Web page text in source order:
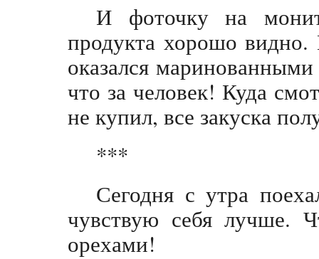
И фоточку на
продукта хорошо
оказался
что за человек! Куда
не купил, все закуска
***
Сегодня с утра
чувствую себя лучше.
орехами!